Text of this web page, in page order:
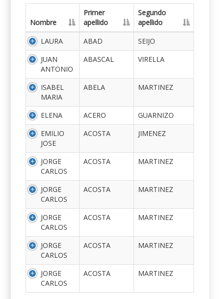
Nombre
Primer
apellido
Segundo
apellido
LAURA
ABAD
SEIJO
JUAN
ANTONIO
ABASCAL VIRELLA
ISABEL
MARIA
ABELA MARTINEZ
ELENA ACERO
GUARNIZO
EMILIO
JOSE
ACOSTA JIMENEZ
JORGE
CARLOS
ACOSTA MARTINEZ
JORGE
CARLOS
ACOSTA MARTINEZ
JORGE
CARLOS
ACOSTA MARTINEZ
JORGE
CARLOS
ACOSTA MARTINEZ
JORGE
CARLOS
ACOSTA MARTINEZ